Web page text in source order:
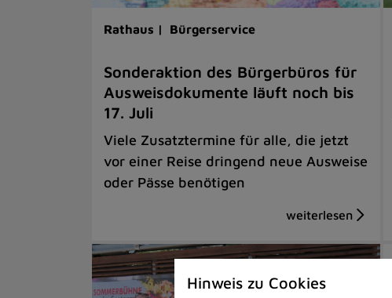
Rathaus | Bürgerservice
Sonderaktion des Bürgerbüros für
Ausweisdokumente läuft noch bis
17. Juli
Viele Zusatztermine für alle, die jetzt
vor einer Reise dringend neue Ausweise
oder Pässe benötigen
Hinweis zu Cookies